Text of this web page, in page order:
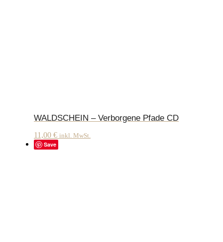
WALDSCHEIN – Verborgene Pfade CD
11,00 € inkl. MwSt.
Save